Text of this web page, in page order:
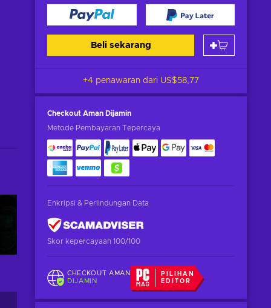
Beli sekarang
+4 penawaran dari US$58,77
Checkout Aman Dijamin
Metode Pembayaran Tepercaya
Enkripsi & Perlindungan Data
Skor kepercayaan 100/100
CHECKOUT AMAN
DIJAMIN
PILIHAN
EDITOR